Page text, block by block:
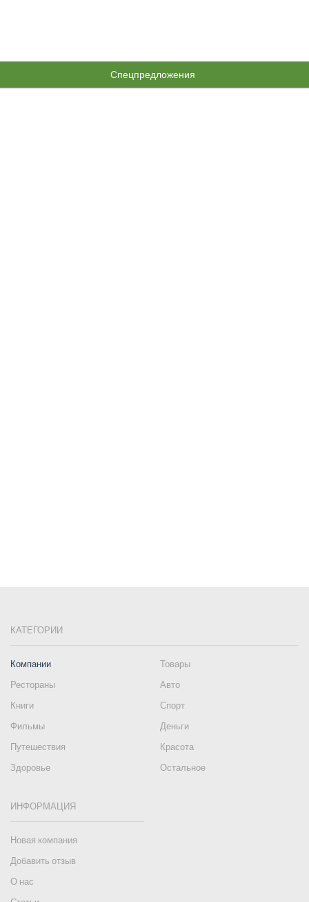
Спецпредложения
КАТЕГОРИИ
Компании
Товары
Рестораны
Авто
Книги
Спорт
Фильмы
Деньги
Путешествия
Красота
Здоровье
Остальное
ИНФОРМАЦИЯ
Новая компания
Добавить отзыв
О нас